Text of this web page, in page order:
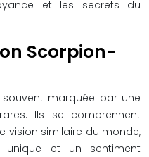
et les secrets du
Scorpion-
souvent marquée par une
Ils se comprennent
vision similaire du monde,
et un sentiment